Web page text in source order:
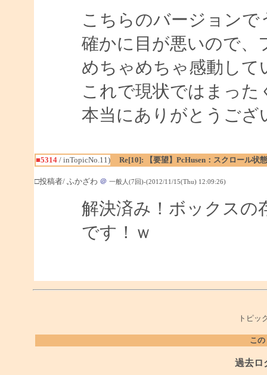
こちらのバージョン
確かに目が悪いので、
めちゃめちゃ感動して
これで現状ではまっ
本当にありがとうござ
■5314/ inTopicNo.11) Re[10]: 【要望】PcHusen：スクロール状
□投稿者/ ふかざわ ＠ 一般人(7回)-(2012/11/15(Thu) 12:09:26)
解決済み！ボックスの
です！ｗ
トピッ
こ
過去ロ